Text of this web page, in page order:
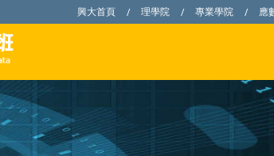
興大首頁 / 理學院 / 專業學院 / 應